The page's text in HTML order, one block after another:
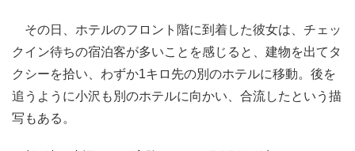
その日、ホテルのフロント階に到着した彼女は、チェッ
クイン待ちの宿泊客が多いことを感じると、建物を出てタ
クシーを拾い、わずか1キロ先の別のホテルに移動。後を
追うように小沢も別のホテルに向かい、合流したという描
写もある。